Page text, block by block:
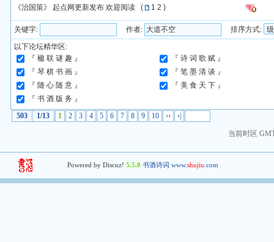
《治国策》 起点网更新发布 欢迎阅读 ( 1 2 )
关键字: 作者:
排序方式:
以下论坛精华区:
『 楹 联 谜 趣 』
『 诗 词 歌 赋 』
『 琴 棋 书 画 』
『 笔 墨 清 谈 』
『 随 心 随 意 』
『 美 食 天 下 』
『 书 酒 版 务 』
503 1/13 1 2 3 4 5 6 7 8 9 10 ›› ›|
当前时区
Powered by Discuz! 5.5.0 书酒诗词 www.shujiu .com